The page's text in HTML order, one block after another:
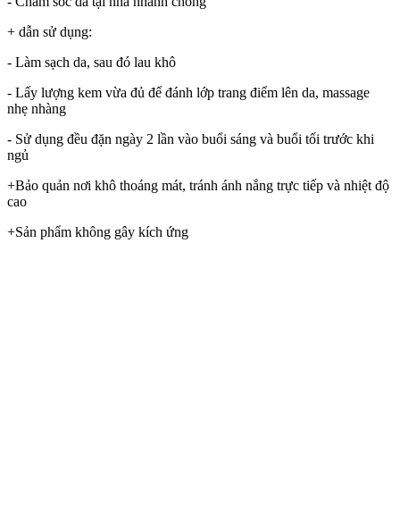
+ dẫn sử dụng:
- Làm sạch da, sau đó lau khô
- Lấy lượng kem vừa đủ để đánh lớp trang điểm lên da, massage
nhẹ nhàng
- Sử dụng đều đặn ngày 2 lần vào buổi sáng và buổi tối trước khi
ngủ
+Bảo quản nơi khô thoáng mát, tránh ánh nắng trực tiếp và nhiệt độ
cao
+Sản phẩm không gây kích ứng